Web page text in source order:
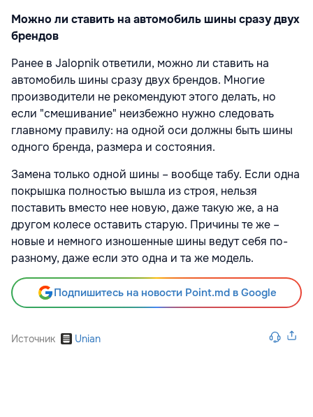
Можно ли ставить на автомобиль шины сразу двух
брендов
Ранее в Jalopnik ответили, можно ли ставить на
автомобиль шины сразу двух брендов. Многие
производители не рекомендуют этого делать, но
если "смешивание" неизбежно нужно следовать
главному правилу: на одной оси должны быть шины
одного бренда, размера и состояния.
Замена только одной шины – вообще табу. Если одна
покрышка полностью вышла из строя, нельзя
поставить вместо нее новую, даже такую же, а на
другом колесе оставить старую. Причины те же –
новые и немного изношенные шины ведут себя по-
разному, даже если это одна и та же модель.
Подпишитесь на новости Point.md в Google
Источник Unian